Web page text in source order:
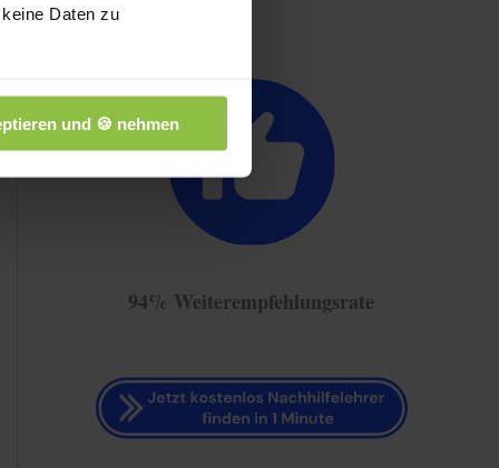
Daten zu
und 🍪 nehmen
94% Weiterempfehlungsrate